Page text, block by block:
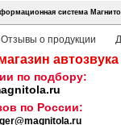
система
Отзывы о продукции
по подбору:
по России: